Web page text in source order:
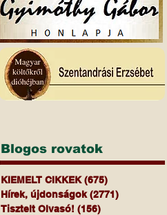
Blogos rovatok
KIEMELT CIKKEK (675)
Hírek, újdonságok (2771)
Tisztelt Olvasó! (156)